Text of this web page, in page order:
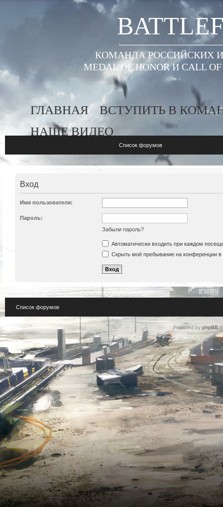
КОМАНДА РОССИЙСКИХ
MEDAL OF HONOR И
ГЛАВНАЯ
ВСТУПИТЬ В
НАШЕ ВИДЕО
Список форумов
Вход
Имя пользователя:
Пароль:
Забыли пароль?
Автоматически входить при каждом
Скрыть моё пребывание на конференции в
Список форумов
Powered by phpBB©